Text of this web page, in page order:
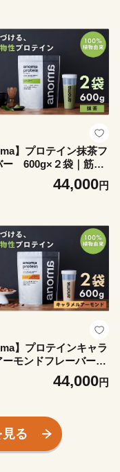
】プロテイン抹茶フ
ー 600g×２袋｜筋肉
物性プロテイン タン
サプリ ダイエット 着
44,000円
】プロテインキャラ
ーモンドフレーバー
２袋｜筋肉 美容 植物
テイン タンパク質 サ
体型維持 伊豆
44,000円
る